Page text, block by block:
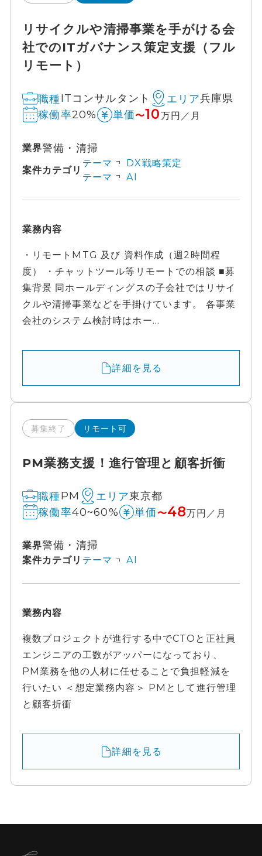
リサイクルや清掃事業を手がける会
社でのITガバナンス策定支援（フル
リモート）
職種ITコンサルタント エリア兵庫県
稼働率20% 単価〜10万円／月
業界警備・清掃
案件カテゴリ
テーマ
DX戦略策定
テーマ
AI
業務内容
・リモートMTG 及び 資料作成（週2時間程
度） ・チャットツール等リモートでの相談 ■募
集背景 同ホールディングスの子会社ではリサイ
クルや清掃事業などを手掛けています。 各事業
会社のシステム検討時はホー...
詳細を見る
募集終了 リモート可
PM業務支援！進行管理と顧客折衝
職種PM エリア東京都
稼働率40~60% 単価 〜48万円／月
業界警備・清掃
案件カテゴリ テーマ AI
業務内容
複数プロジェクトが進行する中でCTOと正社員
エンジニアの工数がアッパーになっており、
PM業務を他の人材に任せることで負担軽減を
行いたい ＜想定業務内容＞ PMとして進行管理
と顧客折衝
詳細を見る